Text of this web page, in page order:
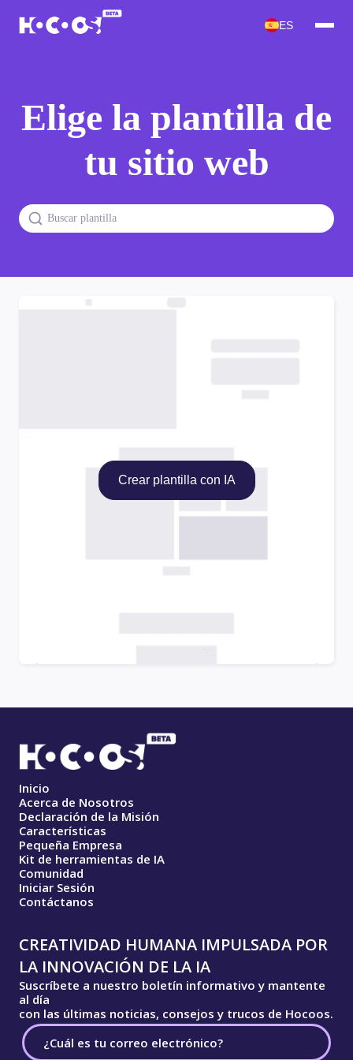
ES
Elige la plantilla de
tu sitio web
Crear plantilla con IA
Inicio
Acerca de Nosotros
Declaración de la Misión
Características
Pequeña Empresa
Kit de herramientas de IA
Comunidad
Iniciar Sesión
Contáctanos
CREATIVIDAD HUMANA IMPULSADA POR
LA INNOVACIÓN DE LA IA
Suscríbete a nuestro boletín informativo y mantente
al día
con las últimas noticias, consejos y trucos de Hocoos.